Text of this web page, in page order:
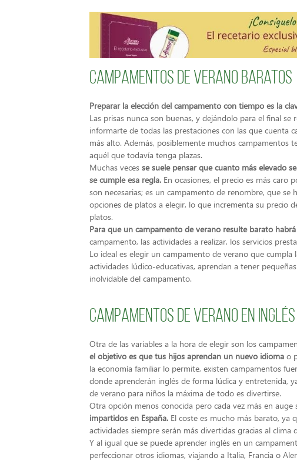
Campamentos de verano baratos
Preparar la elección del campamento con tiempo es la
Las prisas nunca son buenas, y dejándolo para el final
informarte de todas las prestaciones con las que cuenta
más alto. Además, posiblemente muchos campamentos
aquél que todavía tenga plazas.
Muchas veces se suele pensar que cuanto más elevado
se cumple esa regla. En ocasiones, el precio es más caro
son necesarias; es un campamento de renombre, que
opciones de platos a elegir, lo que incrementa su precio
platos.
Para que un campamento de verano resulte barato
campamento, las actividades a realizar, los servicios
Lo ideal es elegir un campamento de verano que
actividades lúdico-educativas, aprendan a tener
inolvidable del campamento.
Campamentos de verano en inglés
Otra de las variables a la hora de elegir son los
el objetivo es que tus hijos aprendan un nuevo idioma o
la economía familiar lo permite, existen campamentos
donde aprenderán inglés de forma lúdica y entretenida,
de verano para niños la máxima de todo es divertirse.
Otra opción menos conocida pero cada vez más en auge
impartidos en España. El coste es mucho más barato, ya
actividades siempre serán más divertidas gracias al
Y al igual que se puede aprender inglés en un
perfeccionar otros idiomas, viajando a Italia, Francia o